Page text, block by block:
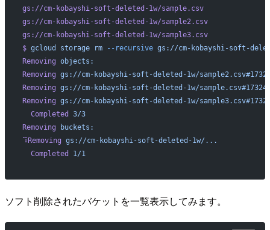
gs://cm-kobayshi-soft-deleted-1w/sample.csv
gs://cm-kobayshi-soft-deleted-1w/sample2.csv
gs://cm-kobayshi-soft-deleted-1w/sample3.csv
$ gcloud storage rm --recursive gs://cm-kobayshi-soft-
Removing objects:
Removing gs://cm-kobayshi-soft-deleted-1w/
Removing gs://cm-kobayshi-soft-deleted-1w/
Removing gs://cm-kobayshi-soft-deleted-1w/
  Completed
3/3
Removing buckets:
⠹Removing gs://cm-kobayshi-soft-deleted-1w/...
  Completed
1/1
ソフト削除されたバケットを一覧表示してみます。